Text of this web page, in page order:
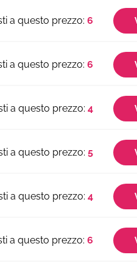
6
6
4
5
4
6